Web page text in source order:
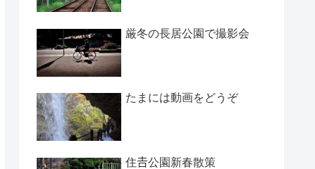
厳冬の長居公園で撮影会
たまには動画をどうぞ
住𠮷公園新春散策